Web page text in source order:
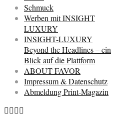
Schmuck
Werben mit INSIGHT
LUXURY
INSIGHT-LUXURY
Beyond the Headlines – ein
Blick auf die Plattform
ABOUT FAVOR
Impressum & Datenschutz
Abmeldung Print-Magazin